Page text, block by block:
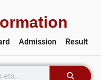
Admission Result